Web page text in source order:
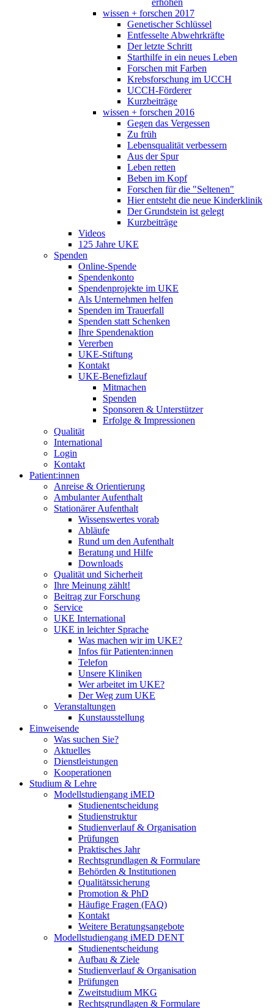
erhöhen
wissen + forschen 2017
Genetischer Schlüssel
Entfesselte Abwehrkräfte
Der letzte Schritt
Starthilfe in ein neues Leben
Forschen mit Farben
Krebsforschung im UCCH
UCCH-Förderer
Kurzbeiträge
wissen + forschen 2016
Gegen das Vergessen
Zu früh
Lebensqualität verbessern
Aus der Spur
Leben retten
Beben im Kopf
Forschen für die "Seltenen"
Hier entsteht die neue Kinderklinik
Der Grundstein ist gelegt
Kurzbeiträge
Videos
125 Jahre UKE
Spenden
Online-Spende
Spendenkonto
Spendenprojekte im UKE
Als Unternehmen helfen
Spenden im Trauerfall
Spenden statt Schenken
Ihre Spendenaktion
Vererben
UKE-Stiftung
Kontakt
UKE-Benefizlauf
Mitmachen
Spenden
Sponsoren & Unterstützer
Erfolge & Impressionen
Qualität
International
Login
Kontakt
Patient:innen
Anreise & Orientierung
Ambulanter Aufenthalt
Stationärer Aufenthalt
Wissenswertes vorab
Abläufe
Rund um den Aufenthalt
Beratung und Hilfe
Downloads
Qualität und Sicherheit
Ihre Meinung zählt!
Beitrag zur Forschung
Service
UKE International
UKE in leichter Sprache
Was machen wir im UKE?
Infos für Patienten:innen
Telefon
Unsere Kliniken
Wer arbeitet im UKE?
Der Weg zum UKE
Veranstaltungen
Kunstausstellung
Einweisende
Was suchen Sie?
Aktuelles
Dienstleistungen
Kooperationen
Studium & Lehre
Modellstudiengang iMED
Studienentscheidung
Studienstruktur
Studienverlauf & Organisation
Prüfungen
Praktisches Jahr
Rechtsgrundlagen & Formulare
Behörden & Institutionen
Qualitätssicherung
Promotion & PhD
Häufige Fragen (FAQ)
Kontakt
Weitere Beratungsangebote
Modellstudiengang iMED DENT
Studienentscheidung
Aufbau & Ziele
Studienverlauf & Organisation
Prüfungen
Zweitstudium MKG
Rechtsgrundlagen & Formulare